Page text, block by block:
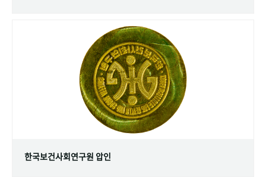
한국보건사회연구원 압인